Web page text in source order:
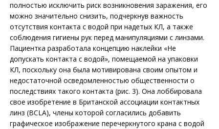
полностью исключить риск возникновения заражения, его
можно значительно снизить, подчеркнув важность
отсутствия контакта с водой при надетых КЛ, а также
соблюдения гигиены рук перед манипуляциями с линзами.
Пациентка разработала концепцию наклейки «Не
допускать контакта с водой», помещаемой на упаковки
КЛ, поскольку она была мотивирована своим опытом и
недостаточной осведомленностью общественности о
последствиях такого контакта (рис. 3). Она лоббировала
свое изобретение в Британской ассоциации контактных
линз (BCLA), члены которой согласились добавить
графическое изображение перечеркнутого крана с водой